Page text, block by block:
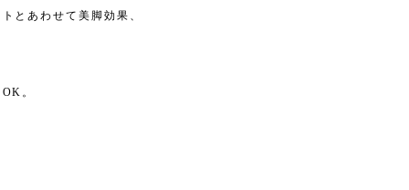
とあわせて美脚効果、
。